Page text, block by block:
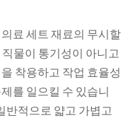
료 세트 재료의 무시할
물이 통기성이 아니고
착용하고 작업 효율성
를 일으킬 수 있습니
반적으로 얇고 가볍고